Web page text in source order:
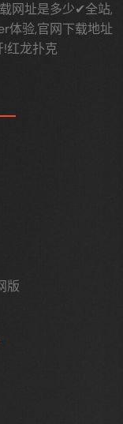
网址是多少✔全站,
体验,官网下载地址
!红龙扑克
版